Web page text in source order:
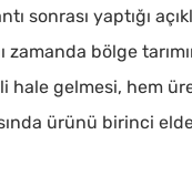
sonrası yaptığı
zamanda bölge
hale gelmesi, hem
ürünü birinci